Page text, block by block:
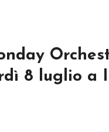
8 luglio a